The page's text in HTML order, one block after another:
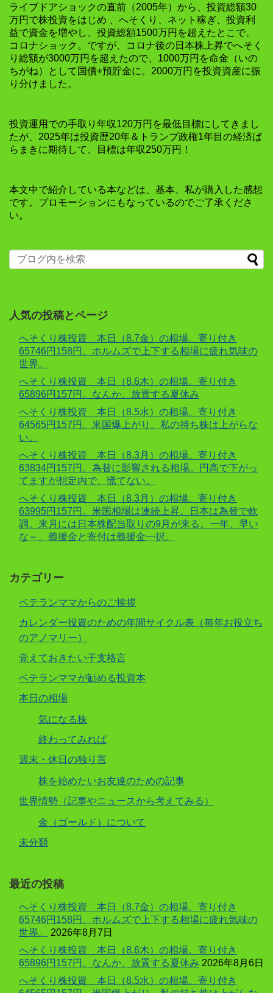
ライブドアショックの直前（2005年）から、投資総額30
万円で株投資をはじめ 、へそくり、ネット稼ぎ、投資利
益で資金を増やし、投資総額1500万円を超えたとこで、
コロナショック。ですが、コロナ後の日本株上昇でへそく
り総額が3000万円を超えたので、1000万円を命金（いの
ちがね）として国債+預貯金に。2000万円を投資資産に振
り分けました。
投資運用での手取り年収120万円を最低目標にしてきまし
たが、2025年は投資歴20年＆トランプ政権1年目の経済ば
らまきに期待して、目標は年収250万円！
本文中で紹介している本などは、基本、私が購入した感想
です。プロモーションにもなっているのでご了承くださ
い。
人気の投稿とページ
へそくり株投資 本日（8.7金）の相場。寄り付き
65746円158円。ホルムズで上下する相場に疲れ気味の
世界。
へそくり株投資 本日（8.6木）の相場。寄り付き
65896円157円。なんか、放置する夏休み
へそくり株投資 本日（8.5水）の相場。寄り付き
64565円157円。米国爆上がり。私の持ち株は上がらな
い。
へそくり株投資 本日（8.3月）の相場。寄り付き
63834円157円。為替に影響される相場。円高で下がっ
てますが想定内で、慌てない。
へそくり株投資 本日（8.3月）の相場。寄り付き
63995円157円。米国相場は連続上昇。日本は為替で軟
調。来月には日本株配当取りの9月が来る。一年、早い
な～。義援金と寄付は義援金一択。
カテゴリー
ベテランママからのご挨拶
カレンダー投資のための年間サイクル表（毎年お役立ち
のアノマリー）
覚えておきたい干支格言
ベテランママが勧める投資本
本日の相場
気になる株
終わってみれば
週末・休日の独り言
株を始めたいお友達のための記事
世界情勢（記事やニュースから考えてみる）
金（ゴールド）について
未分類
最近の投稿
へそくり株投資 本日（8.7金）の相場。寄り付き
65746円158円。ホルムズで上下する相場に疲れ気味の
世界。
2026年8月7日
へそくり株投資 本日（8.6木）の相場。寄り付き
65896円157円。なんか、放置する夏休み 2026年8月6日
へそくり株投資 本日（8.5水）の相場。寄り付き